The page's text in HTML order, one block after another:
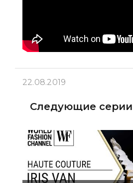
22.08.2019
Следующие серии